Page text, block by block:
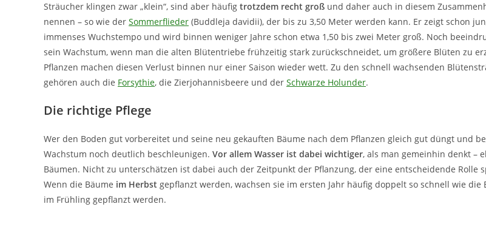
Sträucher klingen zwar „klein“, sind aber häufig trotzdem recht groß und daher auch in diesem
nennen – so wie der Sommerflieder (Buddleja davidii), der bis zu 3,50 Meter werden kann. Er zeigt schon
immenses Wuchstempo und wird binnen weniger Jahre schon etwa 1,50 bis zwei Meter groß. Noch
sein Wachstum, wenn man die alten Blütentriebe frühzeitig stark zurückschneidet, um größere Blüten zu
Pflanzen machen diesen Verlust binnen nur einer Saison wieder wett. Zu den schnell wachsenden
gehören auch die Forsythie, die Zierjohannisbeere und der Schwarze Holunder.
Die richtige Pflege
Wer den Boden gut vorbereitet und seine neu gekauften Bäume nach dem Pflanzen gleich gut düngt und
Wachstum noch deutlich beschleunigen. Vor allem Wasser ist dabei wichtiger, als man gemeinhin denkt –
Bäumen. Nicht zu unterschätzen ist dabei auch der Zeitpunkt der Pflanzung, der eine entscheidende Rolle
Wenn die Bäume im Herbst gepflanzt werden, wachsen sie im ersten Jahr häufig doppelt so schnell wie die
im Frühling gepflanzt werden.